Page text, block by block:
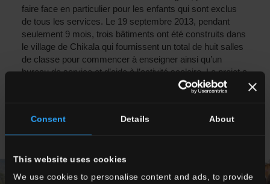
Consent Details About
This website uses cookies
We use cookies to personalise content and ads, to provide
faire face en particulier pour les enfants qui sont exclus
de tous les services. Le 19 septembre 2013, pendant
seulement 9 mois, trois bâtiments ont été construits dans
le village de Chikala qui fournissent un total de huit salles
de classe pour commencer à enseigner ainsi qu’un
bureau de service et d’aide à l’activité scolaire. Le projet a
été réalisé pendant un an avec l’utilisation du montant
global des cadeaux de noël de nos employés et des
Marino for the children Onlus.